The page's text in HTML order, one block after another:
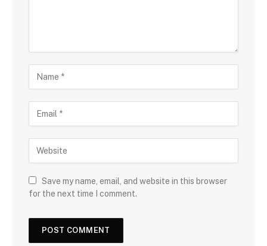
Save my name, email, and website in this browser
for the next time I comment.